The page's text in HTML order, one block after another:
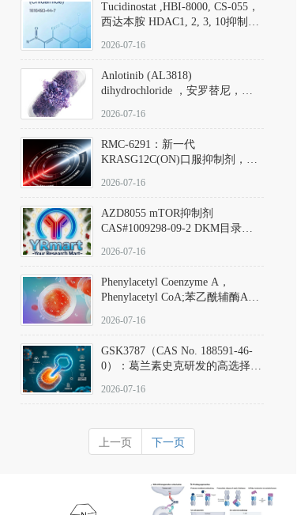
Tucidinostat ,HBI-8000, CS-055，
西达本胺 HDAC1, 2, 3, 10抑制剂
D808567) - DKM活性分子
2026-07-16
Anlotinib (AL3818)
dihydrochloride ，安罗替尼，
Hydrochloride实验方法步骤SOP
2026-07-16
RMC-6291：新一代
KRASG12C(ON)口服抑制剂，
(Elironrasib)CAS#2641998-63-0
2026-07-16
AZD8055 mTOR抑制剂
CAS#1009298-09-2 DKM目录号
激酶抑制剂的深度剖析
2026-07-16
Phenylacetyl Coenzyme A，
Phenylacetyl CoA;苯乙酰辅酶A
2026-07-16
GSK3787（CAS No. 188591-46-
0）：葛兰素史克研发的高选择
抗剂，被广泛视为研究PPARδ核
靶点药理机制的金标准化学探
针。
2026-07-16
上一页 下一页